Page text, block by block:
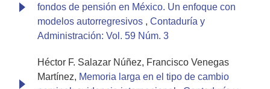
fondos de pensión en México. Un enfoque con
modelos autorregresivos , Contaduría y
Administración: Vol. 59 Núm. 3
Héctor F. Salazar Núñez, Francisco Venegas
Martínez, Memoria larga en el tipo de cambio